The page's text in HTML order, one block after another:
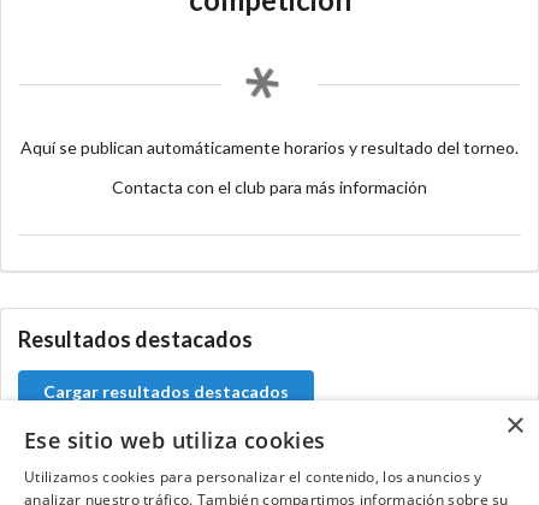
Aquí se publican automáticamente horarios y resultado del torneo.
Contacta con el club para más información
Resultados destacados
Cargar resultados destacados
×
Ese sitio web utiliza cookies
Utilizamos cookies para personalizar el contenido, los anuncios y
analizar nuestro tráfico. También compartimos información sobre su